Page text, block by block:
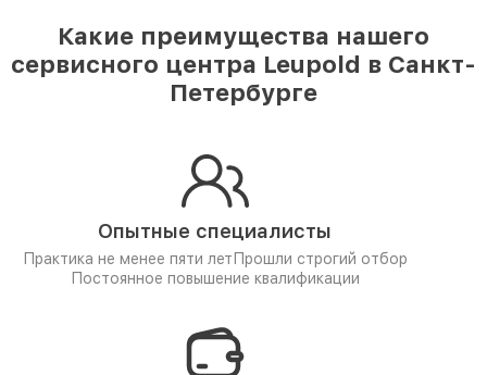
Какие преимущества нашего
сервисного центра Leupold в Санкт-
Петербурге
Опытные специалисты
Практика не менее пяти лет Прошли строгий отбор
Постоянное повышение квалификации